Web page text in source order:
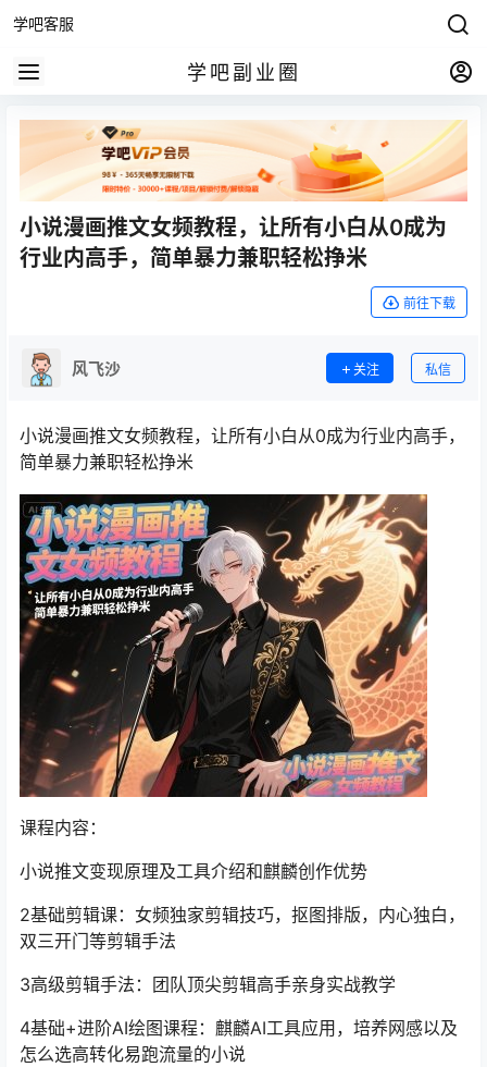
学吧客服
学吧副业圈
小说漫画推文女频教程，让所有小白从0成为
行业内高手，简单暴力兼职轻松挣米
前往下载
风飞沙 关注 私信
小说漫画推文女频教程，让所有小白从0成为行业内高手，
简单暴力兼职轻松挣米
课程内容：
小说推文变现原理及工具介绍和麒麟创作优势
2基础剪辑课：女频独家剪辑技巧，抠图排版，内心独白，
双三开门等剪辑手法
3高级剪辑手法：团队顶尖剪辑高手亲身实战教学
4基础+进阶AI绘图课程：麒麟AI工具应用，培养网感以及
怎么选高转化易跑流量的小说